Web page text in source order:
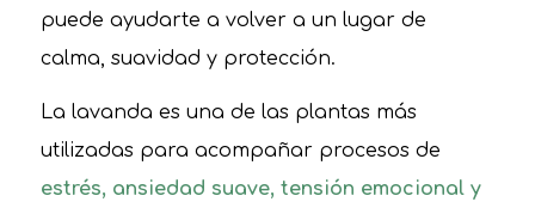
puede ayudarte a volver a un lugar de
calma, suavidad y protección.
La lavanda es una de las plantas más
utilizadas para acompañar procesos de
estrés, ansiedad suave, tensión emocional y